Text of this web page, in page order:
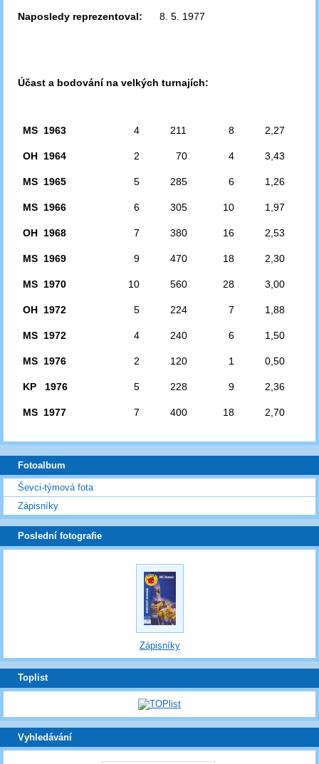
Naposledy reprezentoval: 8. 5. 1977
Účast a bodování na velkých turnajích:
MS 1963 4 211 8 2,27
OH 1964 2 70 4 3,43
MS 1965 5 285 6 1,26
MS 1966 6 305 10 1,97
OH 1968 7 380 16 2,53
MS 1969 9 470 18 2,30
MS 1970 10 560 28 3,00
OH 1972 5 224 7 1,88
MS 1972 4 240 6 1,50
MS 1976 2 120 1 0,50
KP 1976 5 228 9 2,36
MS 1977 7 400 18 2,70
Fotoalbum
Ševci-týmová fota
Zápisníky
Poslední fotografie
Zápisníky
Toplist
Vyhledávání